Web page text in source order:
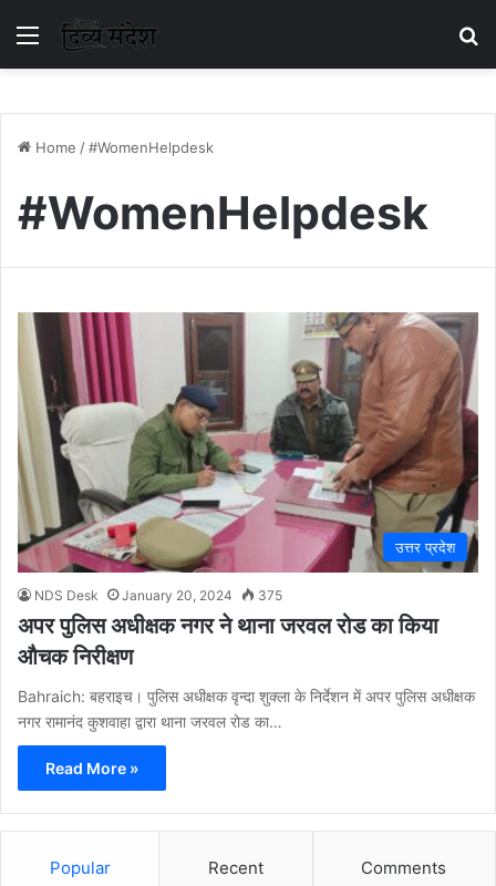
Menu
Home /#WomenHelpdesk
#WomenHelpdesk
उत्तर प्रदेश
NDS Desk January 20, 2024 375
अपर पुलिस अधीक्षक नगर ने थाना जरवल रोड का किया
औचक निरीक्षण
Bahraich: बहराइच। पुलिस अधीक्षक वृन्दा शुक्ला के निर्देशन में अपर पुलिस अधीक्षक
नगर रामानंद कुशवाहा द्वारा थाना जरवल रोड का…
Read More »
Popular Recent Comments